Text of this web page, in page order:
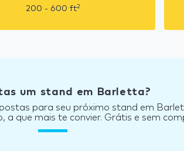
200 - 600 ft2
um stand em Barletta?
para seu próximo stand em
a que mais te convier. Grátis e sem